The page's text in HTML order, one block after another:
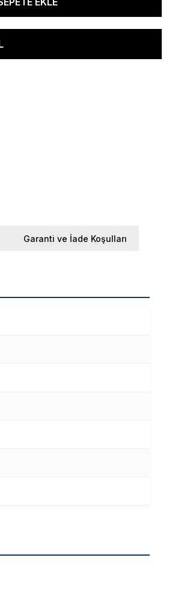
Garanti ve İade Koşulları